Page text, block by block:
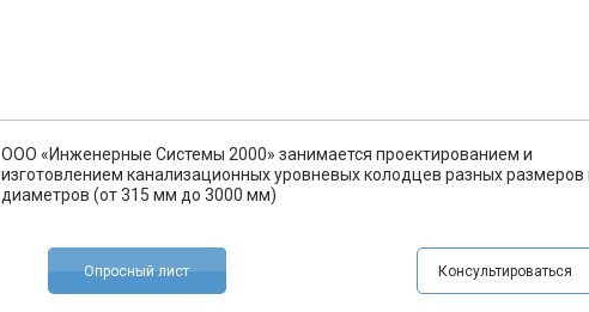
ООО «Инженерные Системы 2000» занимается проектированием и
изготовлением канализационных уровневых колодцев разных размеров
диаметров (от 315 мм до 3000 мм)
Опросный лист Консультироваться